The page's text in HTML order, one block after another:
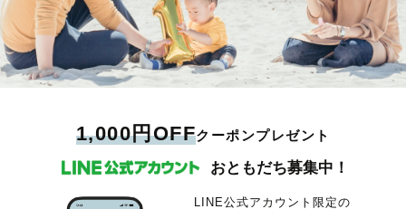
1,000円OFFクーポンプレゼント
おともだち募集中！
LINE公式アカウント限定の